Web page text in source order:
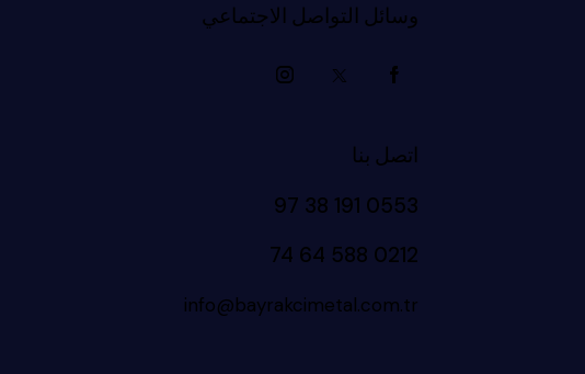
وسائل التواصل الاجتماعي
اتصل بنا
0553 191 38 97
0212 588 64 74
info@bayrakcimetal.com.tr